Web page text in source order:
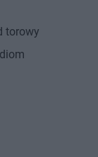
torowy